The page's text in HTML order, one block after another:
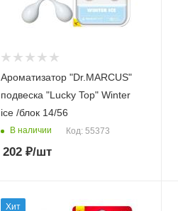
Ароматизатор "Dr.MARCUS"
подвеска "Lucky Top" Winter
ice /блок 14/56
В наличии Код: 55373
202₽/шт
Хит